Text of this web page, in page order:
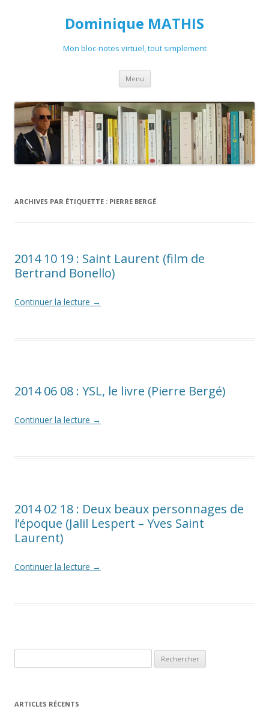
Dominique MATHIS
Mon bloc-notes virtuel, tout simplement
Menu Aller
contenu
ARCHIVES PAR ÉTIQUETTE : PIERRE BERGÉ
2014 10 19 : Saint Laurent (film de
Bertrand Bonello)
Continuer la lecture →
2014 06 08 : YSL, le livre (Pierre Bergé)
Continuer la lecture →
2014 02 18 : Deux beaux personnages de
l’époque (Jalil Lespert – Yves Saint
Laurent)
Continuer la lecture →
ARTICLES RÉCENTS